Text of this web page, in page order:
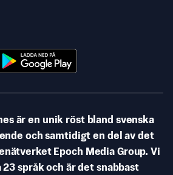
är en unik röst bland svenska
och samtidigt en del av det
Epoch Media Group. Vi
språk och är det snabbast